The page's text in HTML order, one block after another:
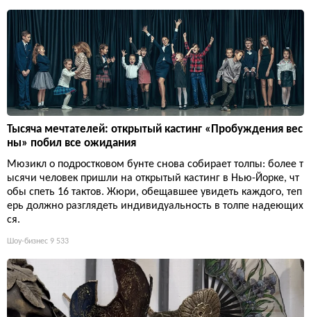
Тысяча мечтателей: открытый кастинг «Пробуждения вес
ны» побил все ожидания
Мюзикл о подростковом бунте снова собирает толпы: более т
ысячи человек пришли на открытый кастинг в Нью-Йорке, чт
обы спеть 16 тактов. Жюри, обещавшее увидеть каждого, теп
ерь должно разглядеть индивидуальность в толпе надеющих
ся.
Шоу-бизнес 9 533